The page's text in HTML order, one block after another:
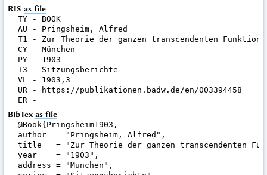
RIS as file
TY - BOOK
AU - Pringsheim, Alfred
T1 - Zur Theorie der ganzen transcendenten
CY - München
PY - 1903
T3 - Sitzungsberichte
VL - 1903,3
UR - https://publikationen.badw.de/en/003394458
BibTex as file
@Book{Pringsheim1903,
author  = "Pringsheim, Alfred",
title   = "Zur Theorie der ganzen transcendenten
year    = "1903",
address = "München",